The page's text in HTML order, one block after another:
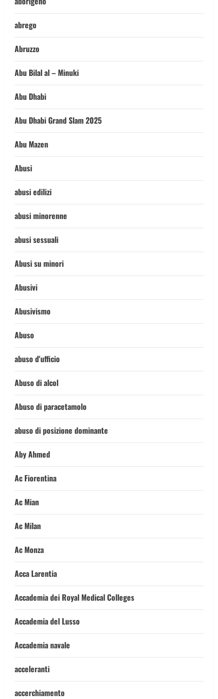
abrego
Abruzzo
Abu Bilal al – Minuki
Abu Dhabi
Abu Dhabi Grand Slam 2025
Abu Mazen
Abusi
abusi edilizi
abusi minorenne
abusi sessuali
Abusi su minori
Abusivi
Abusivismo
Abuso
abuso d'ufficio
Abuso di alcol
Abuso di paracetamolo
abuso di posizione dominante
Aby Ahmed
Ac Fiorentina
Ac Mian
Ac Milan
Ac Monza
Acca Larentia
Accademia dei Royal Medical Colleges
Accademia del Lusso
Accademia navale
acceleranti
accerchiamento